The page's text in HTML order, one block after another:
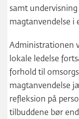
samt
magtanvendelse i
Administrationen
lokale ledelse
forhold til
magtanvendelse
refleksion på
tilbuddene bør